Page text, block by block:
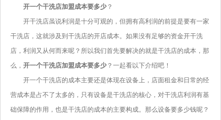
开一个干洗店加盟成本要多少 ？
开干洗店虽说利润是十分可观的，但拥有高利润的前提是要有一家
干洗店，这就涉及到干洗店的开店成本。如果没有足够的资金开干洗
店，利润又从何而来呢？所以我们首先要解决的就是干洗店的成本，那
么， 开一个干洗店加盟成本要多少 ？一起看以下介绍吧！
开一个干洗店的成本主要还是体现在设备上，店面租金和日常的经
营成本是占不了太多的，只有设备是干洗店的核心，对干洗店利润有基
础保障的作用，也是干洗店的成本的主要构成。那么设备要多少钱呢？